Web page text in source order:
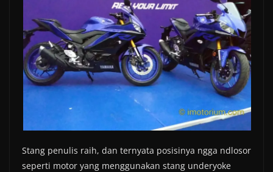
Stang penulis raih, dan ternyata posisinya ngga ndlosor
seperti motor yang menggunakan stang underyoke